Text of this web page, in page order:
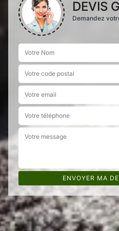
DEVIS
Demandez